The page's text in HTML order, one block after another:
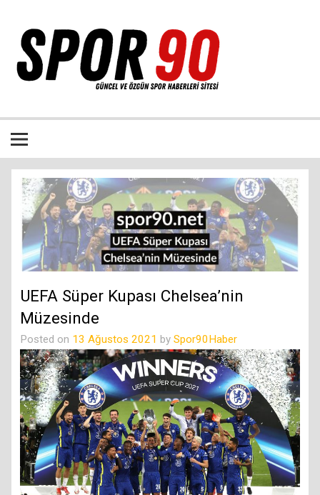
UEFA Süper Kupası Chelsea’nin
Müzesinde
Posted on 13 Ağustos 2021 by Spor90Haber